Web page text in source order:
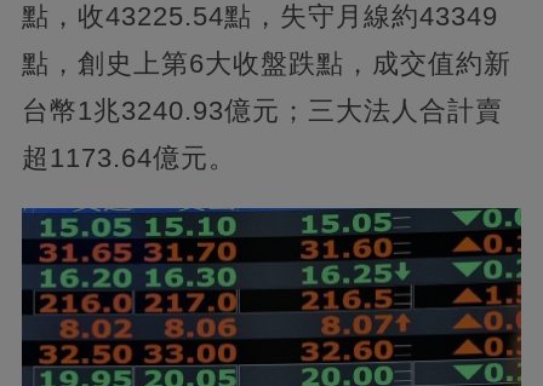
點，收43225.54點，失守月線約43349
點，創史上第6大收盤跌點，成交值約新
台幣1兆3240.93億元；三大法人合計賣
超1173.64億元。